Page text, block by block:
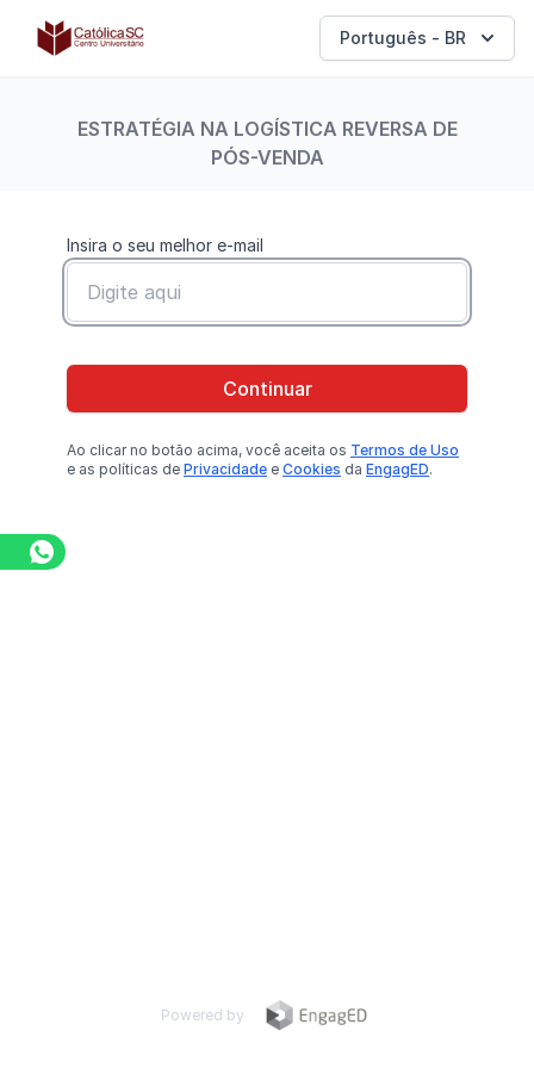
Católica SC | Experts Português - BR
ESTRATÉGIA NA LOGÍSTICA REVERSA DE
PÓS-VENDA
Insira o seu melhor e-mail
Continuar
Ao clicar no botão acima, você aceita os Termos de Uso
e as políticas de Privacidade e Cookies da EngagED.
Powered by